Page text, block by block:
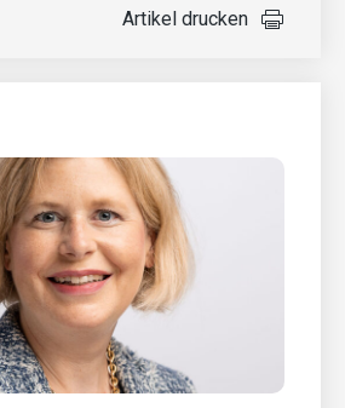
Artikel drucken